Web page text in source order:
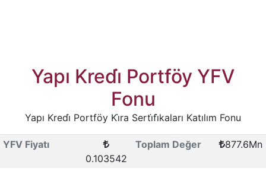
Yapı Kredi̇ Portföy YFV
Fonu
Yapı Kredi̇ Portföy Ki̇ra Serti̇fi̇kaları Katılım Fonu
YFV Fiyatı
0.103542
Toplam Değer 877.6Mn